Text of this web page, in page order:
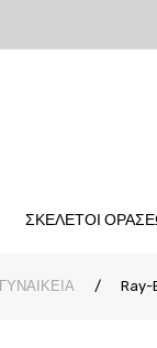
ΣΚΕΛΕΤΟΙ
ΓΥΝΑΙΚΕΙΑ / Ray-